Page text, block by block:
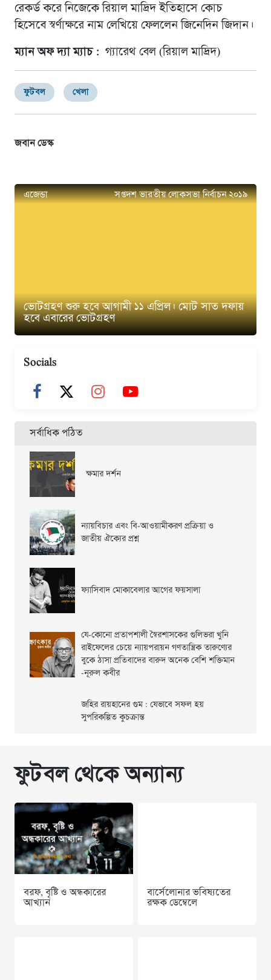
রেকর্ড করে নিজেকে রিয়াল মাদ্রিদ ইতিহাসে কোচ
হিসেবে স্বর্ণাক্ষরে নাম লেখিয়ে ফেললেন জিনেদিন জিদান।
ম্যান অফ দ্যা ম্যাচ : গ্যারেথ বেল (রিয়াল মাদ্রিদ)
ফুটবল খেলা
জবান ডেস্ক
এজেন্ডা সপ্তদশ ভারতীয় লোকসভা নির্বাচন ২০১৯
ভোটগ্রহণ শুরু হবে আগামী ১১ এপ্রিল। মোট সাত দফায়
হবে এবারের ভোটগ্রহণ
Socials
সর্বাধিক পঠিত
ক্ষমার দর্শন
ন্যায়বিচার এবং বি-আওয়ামীকরণ প্রক্রিয়া ও
জাতীয় ঐক্যের প্রশ্ন
ফ্যাসিবাদ মোকাবেলার আগের ফয়সালা
যে-কোনো প্রতাপশালী স্বৈরশাসকের গুলিভরা খুনি
রাইফেলের চেয়ে ন্যায়পরায়ন গণতান্ত্রিক তারুণ্যের
বুকে ঠাসা প্রতিবাদের বারুদ অনেক বেশি শক্তিমান
-নূরুল কবীর
জহির রায়হানের গুম : যেভাবে সফল হয়
সুপরিকল্পিত কুচক্রান্ত
ফুটবল থেকে অন্যান্য
বরফ, বৃষ্টি ও অন্ধকারের
আখ্যান
বার্সেলোনার ভবিষ্যতের
রক্ষক ডেম্বেলে